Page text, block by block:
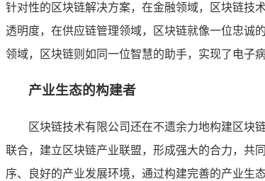
针对性的区块链解决方案，在金融领域，区块链技
透明度，在供应链管理领域，区块链就像一位忠诚
领域，区块链则如同一位智慧的助手，实现了电子
产业生态的构建者
区块链技术有限公司还在不遗余力地构建区块
联合，建立区块链产业联盟，形成强大的合力，共
序、良好的产业发展环境，通过构建完善的产业生